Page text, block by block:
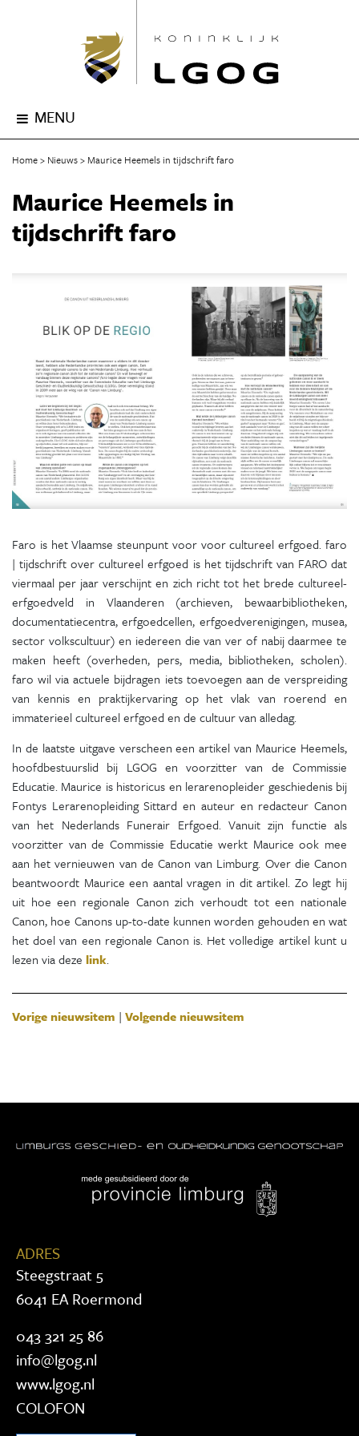
MENU
Home Nieuws Maurice Heemels in tijdschrift faro
Maurice Heemels in
tijdschrift faro
Faro is het Vlaamse steunpunt voor voor cultureel erfgoed. faro
| tijdschrift over cultureel erfgoed is het tijdschrift van FARO dat
viermaal per jaar verschijnt en zich richt tot het brede cultureel-
erfgoedveld in Vlaanderen (archieven, bewaarbibliotheken,
documentatiecentra, erfgoedcellen, erfgoedverenigingen, musea,
sector volkscultuur) en iedereen die van ver of nabij daarmee te
maken heeft (overheden, pers, media, bibliotheken, scholen).
faro wil via actuele bijdragen iets toevoegen aan de verspreiding
van kennis en praktijkervaring op het vlak van roerend en
immaterieel cultureel erfgoed en de cultuur van alledag.
In de laatste uitgave verscheen een artikel van Maurice Heemels,
hoofdbestuurslid bij LGOG en voorzitter van de Commissie
Educatie. Maurice is historicus en lerarenopleider geschiedenis bij
Fontys Lerarenopleiding Sittard en auteur en redacteur Canon
van het Nederlands Funerair Erfgoed. Vanuit zijn functie als
voorzitter van de Commissie Educatie werkt Maurice ook mee
aan het vernieuwen van de Canon van Limburg. Over die Canon
beantwoordt Maurice een aantal vragen in dit artikel. Zo legt hij
uit hoe een regionale Canon zich verhoudt tot een nationale
Canon, hoe Canons up-to-date kunnen worden gehouden en wat
het doel van een regionale Canon is. Het volledige artikel kunt u
lezen via deze link.
Vorige nieuwsitem | Volgende nieuwsitem
ADRES
Steegstraat 5
6041 EA Roermond
043 321 25 86
info@lgog.nl
www.lgog.nl
COLOFON